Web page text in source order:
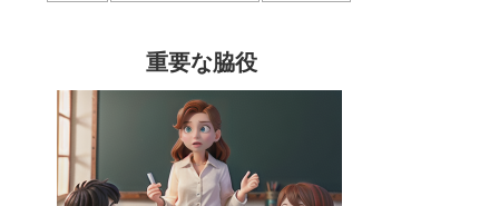
重要な脇役